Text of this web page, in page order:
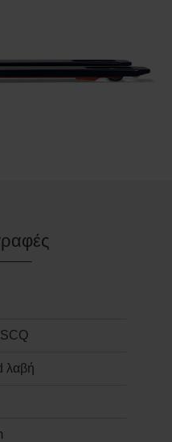
λαβή